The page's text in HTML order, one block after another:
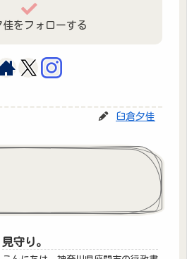
佳をフォローする
臼倉夕佳
見守り。